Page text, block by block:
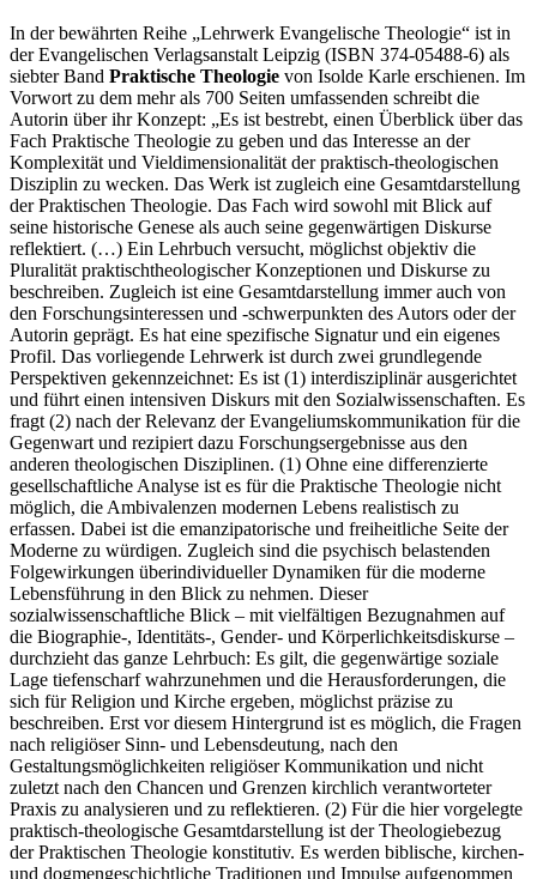
In der bewährten Reihe „Lehrwerk Evangelische Theologie“ ist in
der Evangelischen Verlagsanstalt Leipzig (ISBN 374-05488-6) als
siebter Band Praktische Theologie von Isolde Karle erschienen. Im
Vorwort zu dem mehr als 700 Seiten umfassenden schreibt die
Autorin über ihr Konzept: „Es ist bestrebt, einen Überblick über das
Fach Praktische Theologie zu geben und das Interesse an der
Komplexität und Vieldimensionalität der praktisch-theologischen
Disziplin zu wecken. Das Werk ist zugleich eine Gesamtdarstellung
der Praktischen Theologie. Das Fach wird sowohl mit Blick auf
seine historische Genese als auch seine gegenwärtigen Diskurse
reflektiert. (…) Ein Lehrbuch versucht, möglichst objektiv die
Pluralität praktisch­theologischer Konzeptionen und Diskurse zu
beschreiben. Zugleich ist eine Gesamtdarstellung immer auch von
den Forschungsinteressen und -schwerpunkten des Autors oder der
Autorin geprägt. Es hat eine spezifische Signatur und ein eigenes
Profil. Das vorliegende Lehrwerk ist durch zwei grundlegende
Perspektiven gekennzeichnet: Es ist (1) interdisziplinär ausgerichtet
und führt einen intensiven Diskurs mit den Sozialwissenschaften. Es
fragt (2) nach der Relevanz der Evangeliumskommunikation für die
Gegenwart und rezipiert dazu Forschungsergebnisse aus den
anderen theologischen Disziplinen. (1) Ohne eine differenzierte
gesellschaftliche Analyse ist es für die Praktische Theologie nicht
möglich, die Ambivalenzen modernen Lebens realistisch zu
erfassen. Dabei ist die emanzipatorische und freiheitliche Seite der
Moderne zu würdigen. Zugleich sind die psychisch belastenden
Folgewirkungen überindividueller Dynamiken für die moderne
Lebensführung in den Blick zu nehmen. Dieser
sozialwissenschaftliche Blick – mit vielfältigen Bezugnahmen auf
die Biographie-, Identitäts-, Gender- und Körperlichkeitsdiskurse –
durchzieht das ganze Lehrbuch: Es gilt, die gegenwärtige soziale
Lage tiefenscharf wahrzunehmen und die Herausforderungen, die
sich für Religion und Kirche ergeben, möglichst präzise zu
beschreiben. Erst vor diesem Hintergrund ist es möglich, die Fragen
nach religiöser Sinn- und Lebensdeutung, nach den
Gestaltungsmöglichkeiten religiöser Kommunikation und nicht
zuletzt nach den Chancen und Grenzen kirchlich verantworteter
Praxis zu analysieren und zu reflektieren. (2) Für die hier vorgelegte
praktisch-theologische Gesamtdarstellung ist der Theologiebezug
der Praktischen Theologie konstitutiv. Es werden biblische, kirchen-
und dogmengeschichtliche Traditionen und Impulse aufgenommen